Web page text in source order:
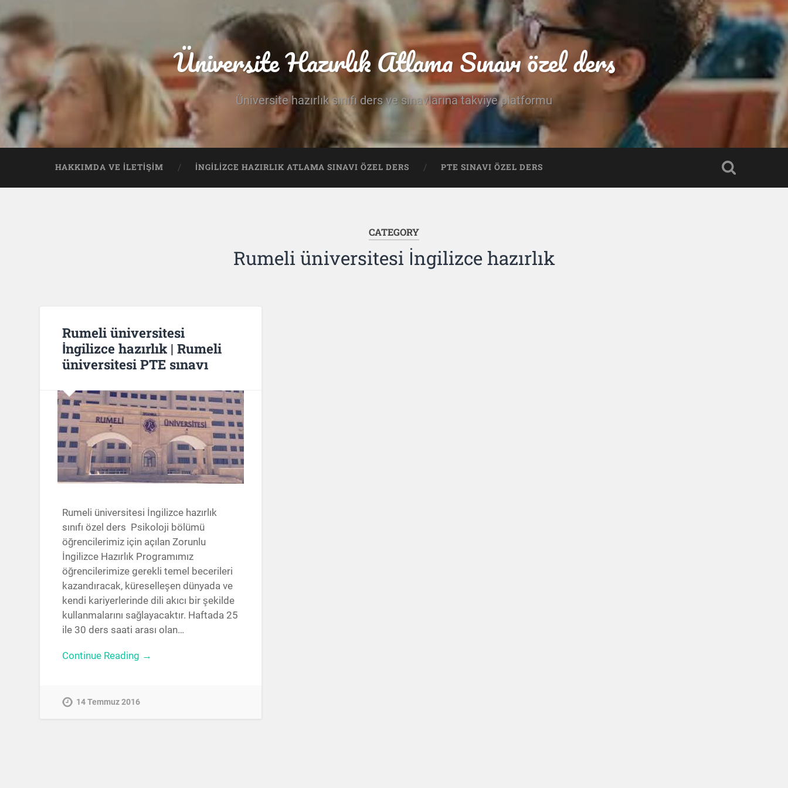
Üniversite Hazırlık Atlama Sınavı özel ders
Üniversite hazırlık sınıfı ders ve sınavlarına takviye platformu
HAKKIMDA VE İLETIŞIM İNGILIZCE HAZIRLIK ATLAMA SINAVI ÖZEL DERS PTE SINAVI ÖZEL DERS
CATEGORY
Rumeli üniversitesi İngilizce hazırlık
Rumeli üniversitesi
İngilizce hazırlık | Rumeli
üniversitesi PTE sınavı
Rumeli üniversitesi İngilizce hazırlık
sınıfı özel ders Psikoloji bölümü
öğrencilerimiz için açılan Zorunlu
İngilizce Hazırlık Programımız
öğrencilerimize gerekli temel becerileri
kazandıracak, küreselleşen dünyada ve
kendi kariyerlerinde dili akıcı bir şekilde
kullanmalarını sağlayacaktır. Haftada 25
ile 30 ders saati arası olan…
Continue Reading →
14 Temmuz 2016